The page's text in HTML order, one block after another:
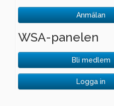
Anmälan
WSA-panelen
Bli medlem
Logga in